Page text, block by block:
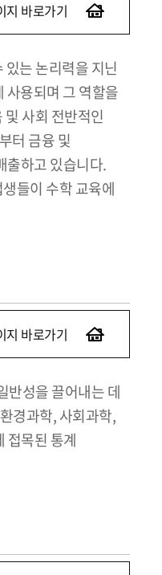
지 바로가기
는 논리력을 지닌
사용되며 그 역할을
사회 전반적인
터 금융 및
출하고 있습니다.
들이 수학 교육에
지 바로가기
반성을 끌어내는 데
경과학, 사회과학,
접목된 통계